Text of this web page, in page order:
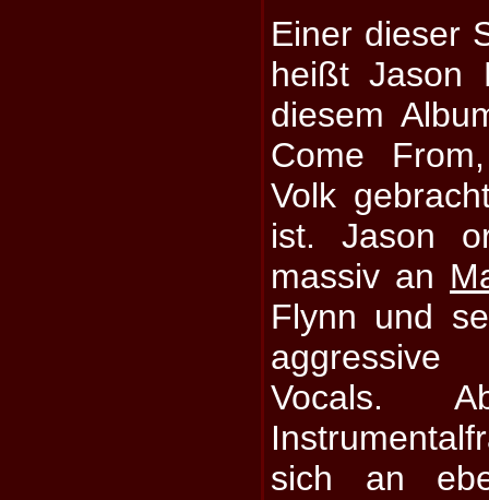
Einer dieser
heißt Jason
diesem
Come
Volk
ist. Jason
massiv an
Flynn und
Vocals.
sich an